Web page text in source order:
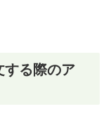
する際のア